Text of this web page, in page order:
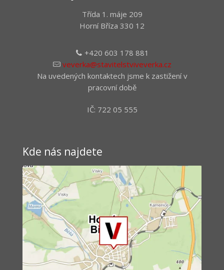
Třída 1. máje 209
Horní Bříza 330 12
+420 603 178 881
veverka@stavitelstviveverka.cz
Na uvedených kontaktech jsme k zastižení v
pracovní době
IČ: 722 05 555
Kde nás najdete